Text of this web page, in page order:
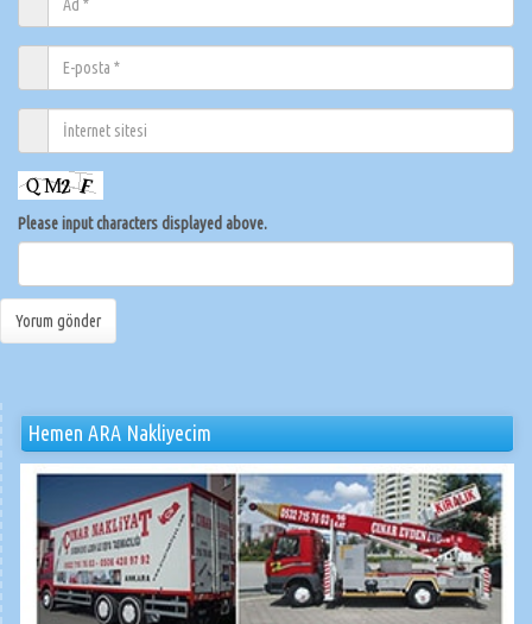
Please input characters displayed above.
Hemen ARA Nakliyecim